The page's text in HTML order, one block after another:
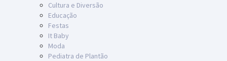
Cultura e Diversão
Educação
Festas
It Baby
Moda
Pediatra de Plantão